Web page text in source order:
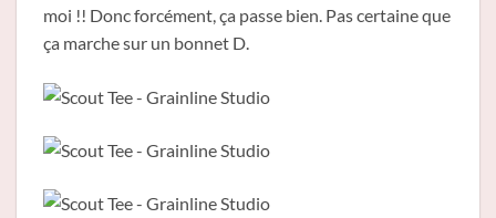
moi !! Donc forcément, ça passe bien. Pas certaine que
ça marche sur un bonnet D.